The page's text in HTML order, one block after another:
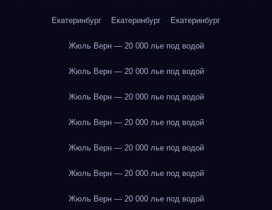
Екатеринбург Екатеринбург Екатеринбург
Жюль Верн — 20 000 лье под водой
Жюль Верн — 20 000 лье под водой
Жюль Верн — 20 000 лье под водой
Жюль Верн — 20 000 лье под водой
Жюль Верн — 20 000 лье под водой
Жюль Верн — 20 000 лье под водой
Жюль Верн — 20 000 лье под водой